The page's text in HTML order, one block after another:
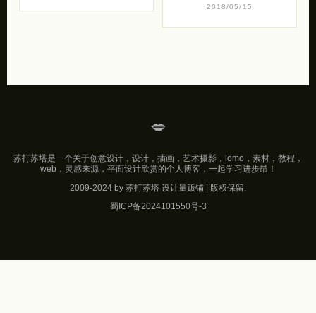
2018/05/15
💋
苏打苏塔是一个关于创意设计，设计，插画，艺术摄影，lomo，素材，教程，
web，灵感来源，平面设计欣赏的个人博客，一起学习进步昂！
2009-2024 by 苏打苏塔 设计量贩铺 | 版权保留.
蜀ICP备2024101550号-3